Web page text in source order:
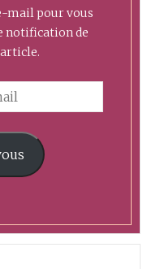
mail pour vous
notification de